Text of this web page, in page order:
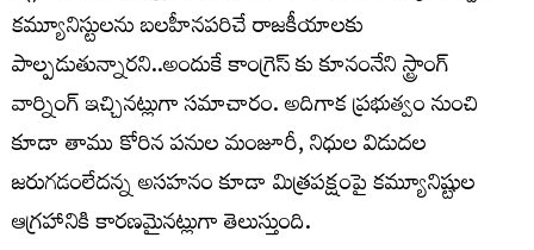
కమ్యూనిస్టులను బలహీనపరిచే రాజకీయాలకు
పాల్పడుతున్నారని..అందుకే కాంగ్రెస్ కు కూనంనేని స్ట్రాంగ్
వార్నింగ్ ఇచ్చినట్లుగా సమాచారం. అదిగాక ప్రభుత్వం నుంచి
కూడా తాము కోరిన పనుల మంజూరీ, నిధుల విడుదల
జరుగడంలేదన్న అసహనం కూడా మిత్రపక్షంపై కమ్యూనిష్టుల
ఆగ్రహానికి కారణమైనట్లుగా తెలుస్తుంది.